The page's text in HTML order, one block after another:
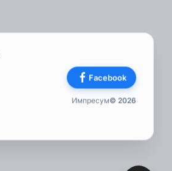
Facebook
Импресум© 2026